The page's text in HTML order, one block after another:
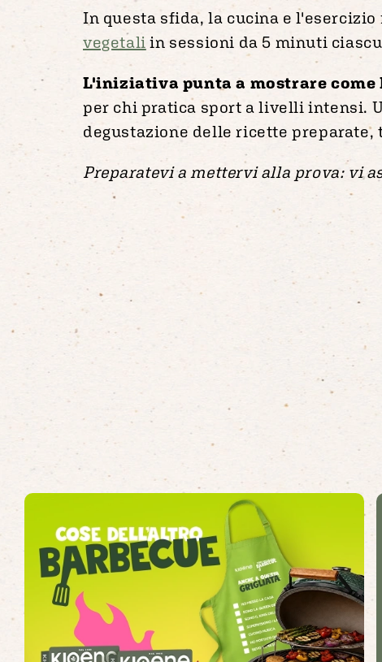
In questa sfida, la cucina e
vegetali in sessioni da 5 minuti
L'iniziativa punta a mostrare
per chi pratica sport a livelli intensi.
degustazione delle ricette
Preparatevi a mettervi alla prova: vi